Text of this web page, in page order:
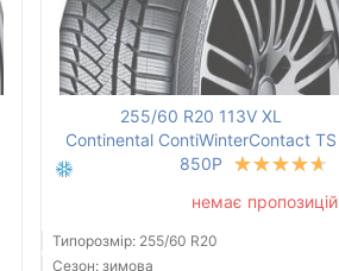
255/60 R20 113V XL
Continental ContiWinterContact TS
850P
немає пропозицій
Типорозмір: 255/60 R20
Сезон: зимова